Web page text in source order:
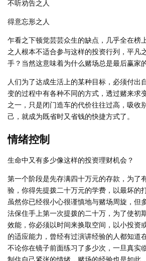
不听劝告之人
得意忘形之人
乍看之下顿觉芸芸众生的缺点，几乎全在榜
之人根本不适合参与这样的投资行列，平凡
手？当然这意味着为什么赌场总是最后赢家的
人们为了达成生活上的某种目标，必须付出
变的过程中有各种不同的方式，透过赌来求
之一，只是闭门造车的代价往往过高，吸收
己，就成为既省时又省钱的快捷方式了。
情绪控制
生命中又有多少像这样的投资理财机会？
第一个阶段是先存满四十万元的存款，为了
验，你得先提拨二十万元的学费，以最坏的
虽然你已经很小心很谨慎地与赌场周旋，但
法保住手上第一次提拨的二十万，为了使初
效能，你必须以时间来换取空间，以小投资
的适应能力，曾经有过演讲经验的人都知道
不论你在镜子前面练习了多少次，一旦真实